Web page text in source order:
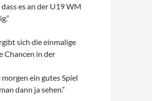
es an der U19 WM
sich die einmalige
Chancen in der
ein gutes Spiel
dann ja sehen.“